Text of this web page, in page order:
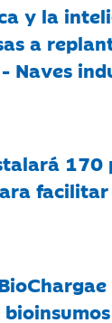
y la
a
Naves
170